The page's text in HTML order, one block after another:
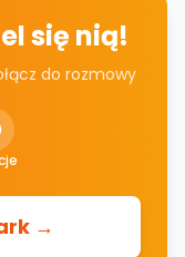
się nią!
do rozmowy
→